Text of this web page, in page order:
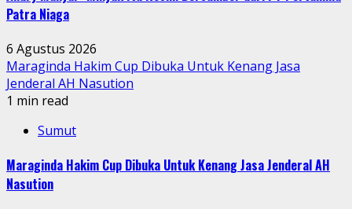
Patra Niaga
6 Agustus 2026
Maraginda Hakim Cup Dibuka Untuk Kenang Jasa
Jenderal AH Nasution
1 min read
Sumut
Maraginda Hakim Cup Dibuka Untuk Kenang Jasa Jenderal AH
Nasution